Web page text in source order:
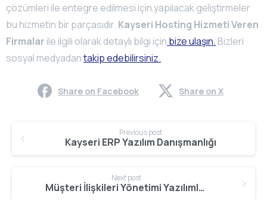
çözümleri ile entegre edilmesi için yapılacak geliştirmeler
bu hizmetin bir parçasıdır. Kayseri Hosting Hizmeti Veren
Firmalar ile ilgili olarak detaylı bilgi için bize ulaşın. Bizleri
sosyal medyadantakip edebilirsiniz.
Share on Facebook Share on X
Reading
Previous post
Kayseri ERP Yazılım Danışmanlığı
Next post
Müşteri İlişkileri Yönetimi Yazılımları